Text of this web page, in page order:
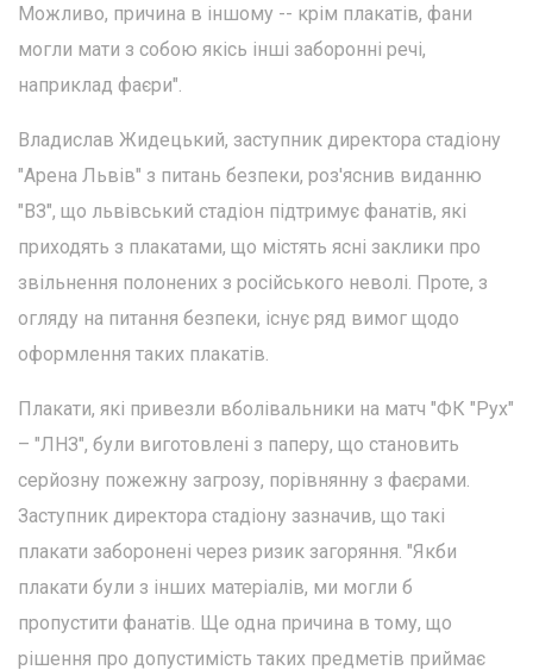
Можливо, причина в іншому -- крім плакатів, фани
могли мати з собою якісь інші заборонні речі,
наприклад фаєри".
Владислав Жидецький, заступник директора стадіону
"Арена Львів" з питань безпеки, роз'яснив виданню
"ВЗ", що львівський стадіон підтримує фанатів, які
приходять з плакатами, що містять ясні заклики про
звільнення полонених з російського неволі. Проте, з
огляду на питання безпеки, існує ряд вимог щодо
оформлення таких плакатів.
Плакати, які привезли вболівальники на матч "ФК "Рух"
– "ЛНЗ", були виготовлені з паперу, що становить
серйозну пожежну загрозу, порівнянну з фаєрами.
Заступник директора стадіону зазначив, що такі
плакати заборонені через ризик загоряння. "Якби
плакати були з інших матеріалів, ми могли б
пропустити фанатів. Ще одна причина в тому, що
рішення про допустимість таких предметів приймає